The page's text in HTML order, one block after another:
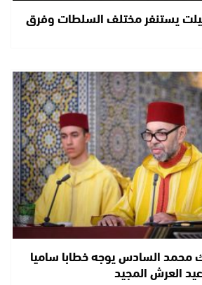
يستنفر مختلف السلطات وفرق
محمد السادس يوجه خطابا ساميا
العرش المجيد